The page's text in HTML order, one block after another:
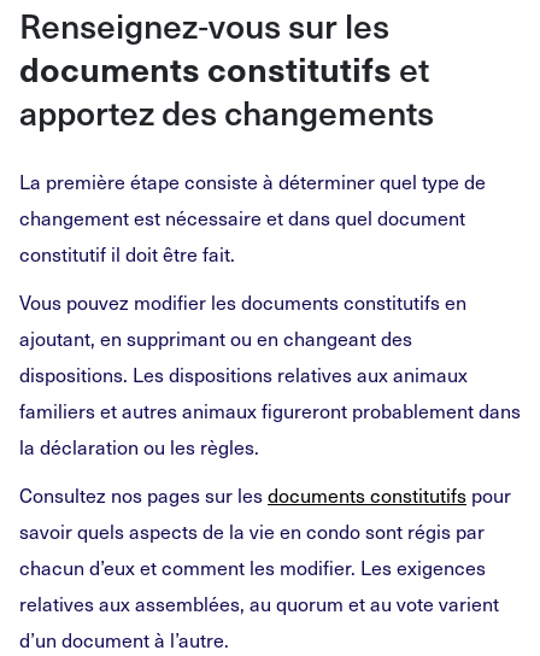
Renseignez‑vous sur les
documents constitutifs et
apportez des changements
La première étape consiste à déterminer quel type de
changement est nécessaire et dans quel document
constitutif il doit être fait.
Vous pouvez modifier les documents constitutifs en
ajoutant, en supprimant ou en changeant des
dispositions. Les dispositions relatives aux animaux
familiers et autres animaux figureront probablement dans
la déclaration ou les règles.
Consultez nos pages sur lesdocuments constitutifs pour
savoir quels aspects de la vie en condo sont régis par
chacun d’eux et comment les modifier. Les exigences
relatives aux assemblées, au quorum et au vote varient
d’un document à l’autre.